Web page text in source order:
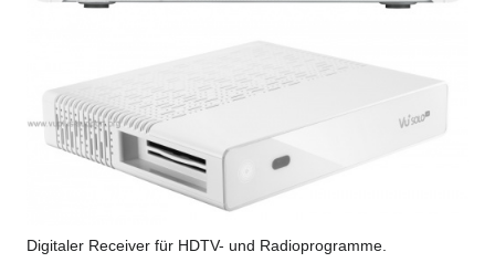
Digitaler Receiver für HDTV- und Radioprogramme.